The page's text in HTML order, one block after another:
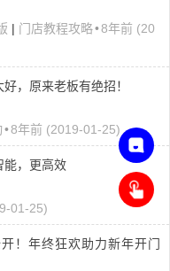
| 门店教程攻略•8年前 (20
，原来老板有绝招！
•8年前 (2019-01-25)
能，更高效
01-25)
！年终狂欢助力新年开门
联
系
客
服
请